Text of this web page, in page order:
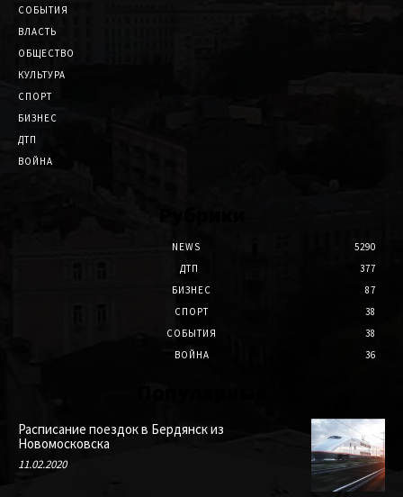
СОБЫТИЯ
ВЛАСТЬ
ОБЩЕСТВО
КУЛЬТУРА
СПОРТ
БИЗНЕС
ДТП
ВОЙНА
NEWS
5290
ДТП
377
БИЗНЕС
87
СПОРТ
38
СОБЫТИЯ
38
ВОЙНА
36
Расписание поездок в Бердянск из
Новомосковска
11.02.2020